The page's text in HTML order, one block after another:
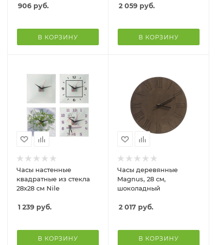
906 руб.
В КОРЗИНУ
2 059 руб.
В КОРЗИНУ
Часы настенные
квадратные из стекла
28х28 см Nile
1 239 руб.
В КОРЗИНУ
Часы деревянные
Magnus, 28 см,
шоколадный
2 017 руб.
В КОРЗИНУ